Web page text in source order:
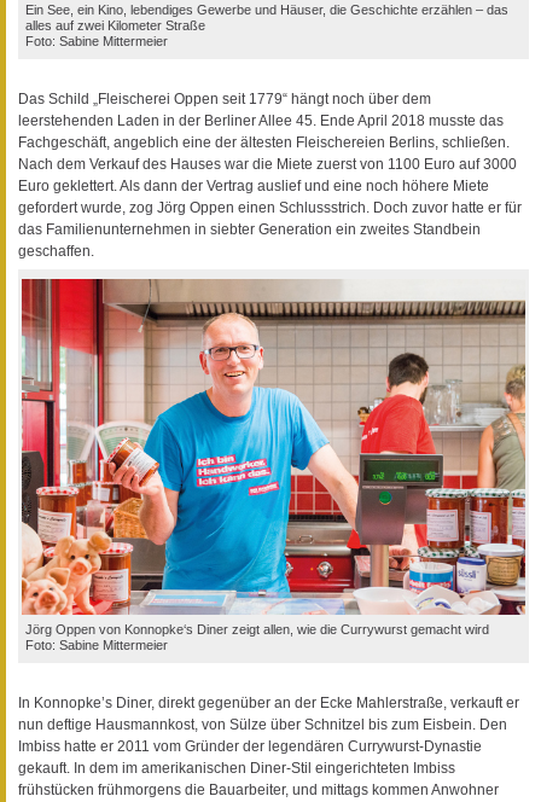
Ein See, ein Kino, lebendiges Gewerbe und Häuser, die Geschichte erzählen – das
alles auf zwei Kilometer Straße
Foto: Sabine Mittermeier
Das Schild „Fleischerei Oppen seit 1779“ hängt noch über dem
leerstehenden Laden in der Berliner Allee 45. Ende April 2018 musste das
Fachgeschäft, angeblich eine der ältesten Fleischereien Berlins, schließen.
Nach dem Verkauf des Hauses war die Miete zuerst von 1100 Euro auf 3000
Euro geklettert. Als dann der Vertrag auslief und eine noch höhere Miete
gefordert wurde, zog Jörg Oppen einen Schlussstrich. Doch zuvor hatte er für
das Familienunternehmen in siebter Generation ein zweites Standbein
geschaffen.
Jörg Oppen von Konnopke‘s Diner zeigt allen, wie die Currywurst gemacht wird
Foto: Sabine Mittermeier
In Konnopke’s Diner, direkt gegenüber an der Ecke Mahlerstraße, verkauft er
nun deftige Hausmannkost, von Sülze über Schnitzel bis zum Eisbein. Den
Imbiss hatte er 2011 vom Gründer der legendären Currywurst-Dynastie
gekauft. In dem im amerikanischen Diner-Stil eingerichteten Imbiss
frühstücken frühmorgens die Bauarbeiter, und mittags kommen Anwohner